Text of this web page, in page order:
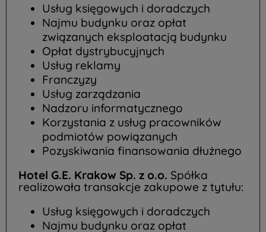
Usług księgowych i doradczych
Najmu budynku oraz opłat
związanych eksploatacją budynku
Opłat dystrybucyjnych
Usług reklamy
Franczyzy
Usług zarządzania
Nadzoru informatycznego
Korzystania z usług pracowników
podmiotów powiązanych
Pozyskiwania finansowania dłużnego
Hotel G.E. Krakow Sp. z o.o. Spółka
realizowała transakcje zakupowe z tytułu:
Usług księgowych i doradczych
Najmu budynku oraz opłat